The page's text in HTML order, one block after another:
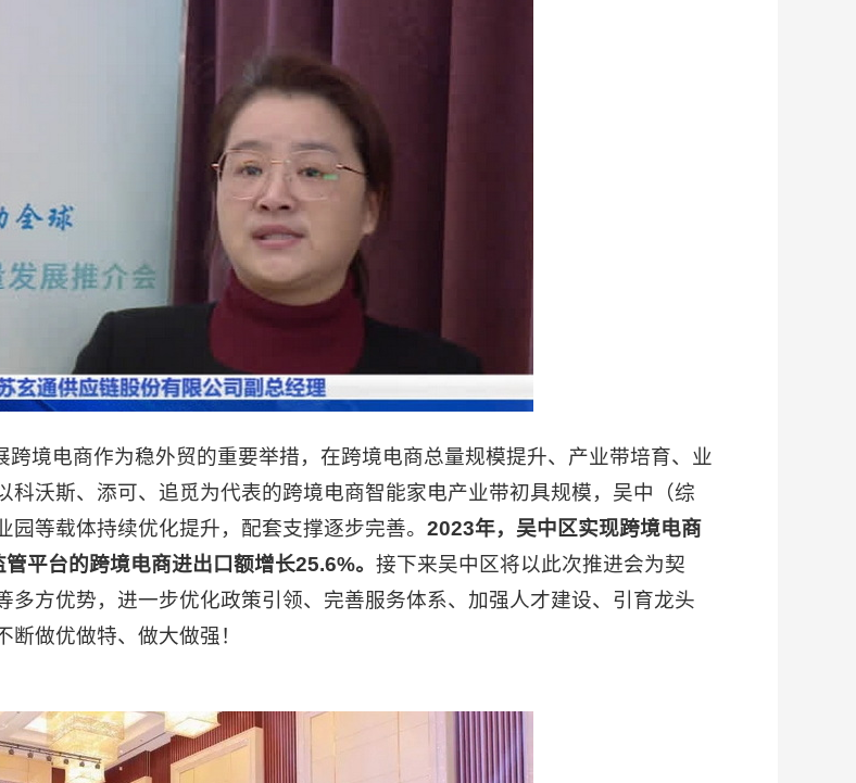
电商作为稳外贸的重要举措，在跨境电商总量规模提升、产业带培育、业
沃斯、添可、追觅为代表的跨境电商智能家电产业带初具规模，吴中（综
等载体持续优化提升，配套支撑逐步完善。 2023年，吴中区实现跨境电商
平台的跨境电商进出口额增长25.6%。 接下来吴中区将以此次推进会为契
方优势，进一步优化政策引领、完善服务体系、加强人才建设、引育龙头
做优做特、做大做强！